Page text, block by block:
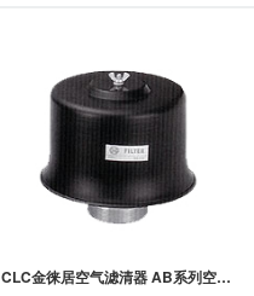
CLC金徕居空气滤清器 AB系列空气滤清器